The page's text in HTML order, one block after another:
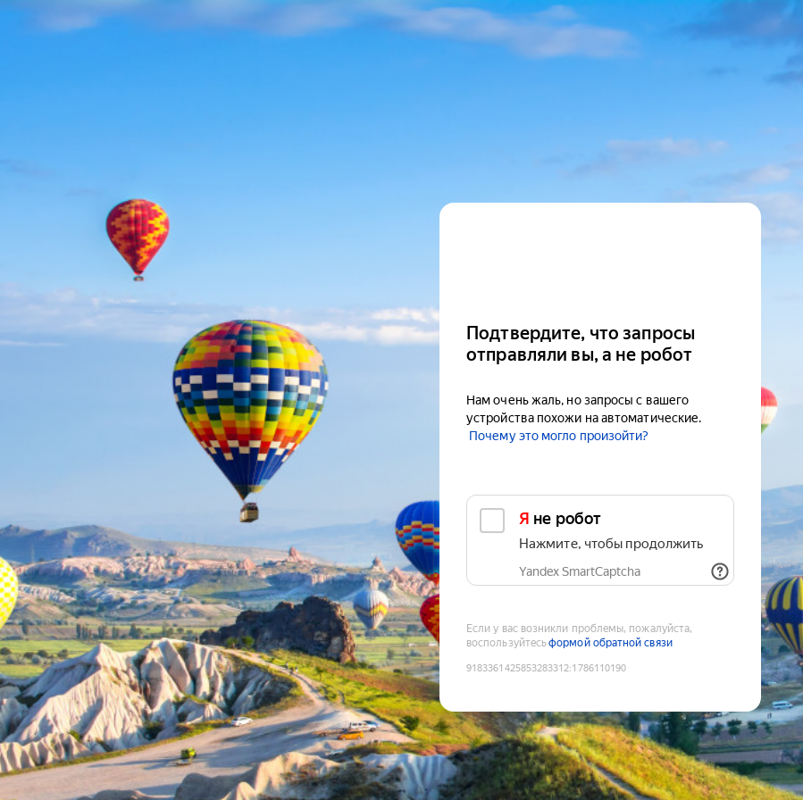
Подтвердите, что запросы
отправляли вы, а не робот
Нам очень жаль, но запросы с вашего
устройства похожи на автоматические.
Почему это могло произойти?
Я не робот
Нажмите, чтобы продолжить
Yandex SmartCaptcha
Если у вас возникли проблемы, пожалуйста,
воспользуйтесьформой обратной связи
9183361425853283312:1786110190